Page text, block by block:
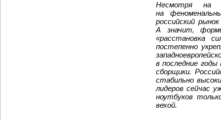
Несмотря на
на
российский
А значит,
«расстановка
постепенно
в последние
сборщики.
стабильно
лидеров сейчас
ноутбуков
вехой.